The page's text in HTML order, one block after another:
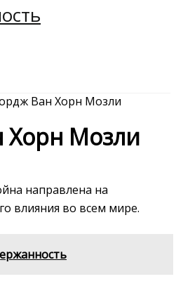
Ван Хорн Мозли
Мозли
направлена на
влияния во всем мире.